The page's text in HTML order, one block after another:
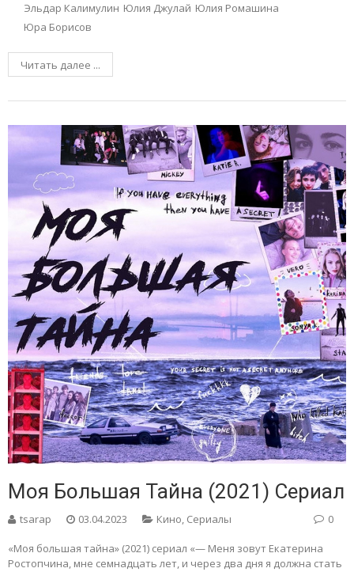
Эльдар Калимулин Юлия Джулай Юлия Ромашина
Юра Борисов
Читать далее ...
Моя Большая Тайна (2021) Сериал
tsarap 03.04.2023 Кино, Сериалы 0
«Моя большая тайна» (2021) сериал «— Меня зовут Екатерина
Ростопчина, мне семнадцать лет, и через два дня я должна стать